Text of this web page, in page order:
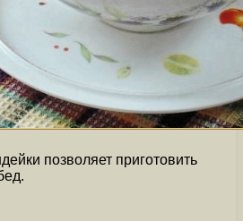
позволяет приготовить